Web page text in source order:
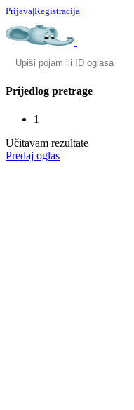
Prijava|Registracija
Prijedlog pretrage
1
Učitavam rezultate
Predaj oglas